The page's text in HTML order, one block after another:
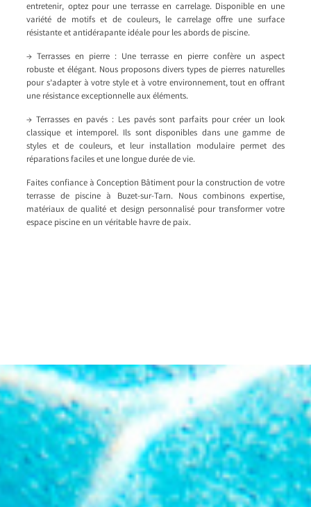
entretenir, optez pour une terrasse en carrelage. Disponible en une
variété de motifs et de couleurs, le carrelage offre une surface
résistante et antidérapante idéale pour les abords de piscine.
→ Terrasses en pierre : Une terrasse en pierre confère un aspect
robuste et élégant. Nous proposons divers types de pierres naturelles
pour s’adapter à votre style et à votre environnement, tout en offrant
une résistance exceptionnelle aux éléments.
→ Terrasses en pavés : Les pavés sont parfaits pour créer un look
classique et intemporel. Ils sont disponibles dans une gamme de
styles et de couleurs, et leur installation modulaire permet des
réparations faciles et une longue durée de vie.
Faites confiance à Conception Bâtiment pour la construction de votre
terrasse de piscine à Buzet-sur-Tarn. Nous combinons expertise,
matériaux de qualité et design personnalisé pour transformer votre
espace piscine en un véritable havre de paix.